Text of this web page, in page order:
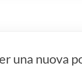
una nuova